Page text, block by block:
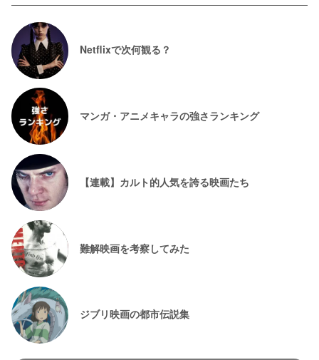
Netflixで次何観る？
マンガ・アニメキャラの強さランキング
【連載】カルト的人気を誇る映画たち
難解映画を考察してみた
ジブリ映画の都市伝説集